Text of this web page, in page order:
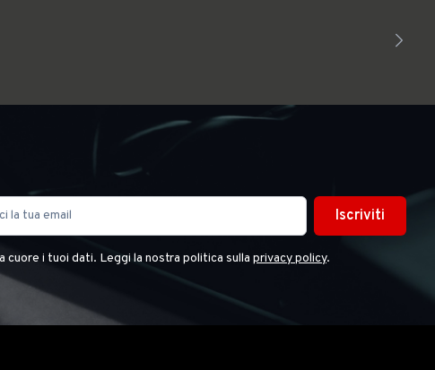
Iscriviti
cuore i tuoi dati. Leggi la nostra politica sulla privacy policy.